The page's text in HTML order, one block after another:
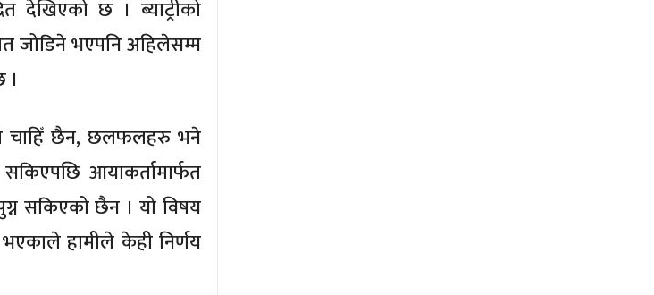
देखिएको छ । ब्याट्रीको
जोडिने भएपनि अहिलेसम्म
चाहिँ छैन, छलफलहरु भने
आयाकर्तामार्फत
सकिएको छैन । यो विषय
भएकाले हामीले केही निर्णय